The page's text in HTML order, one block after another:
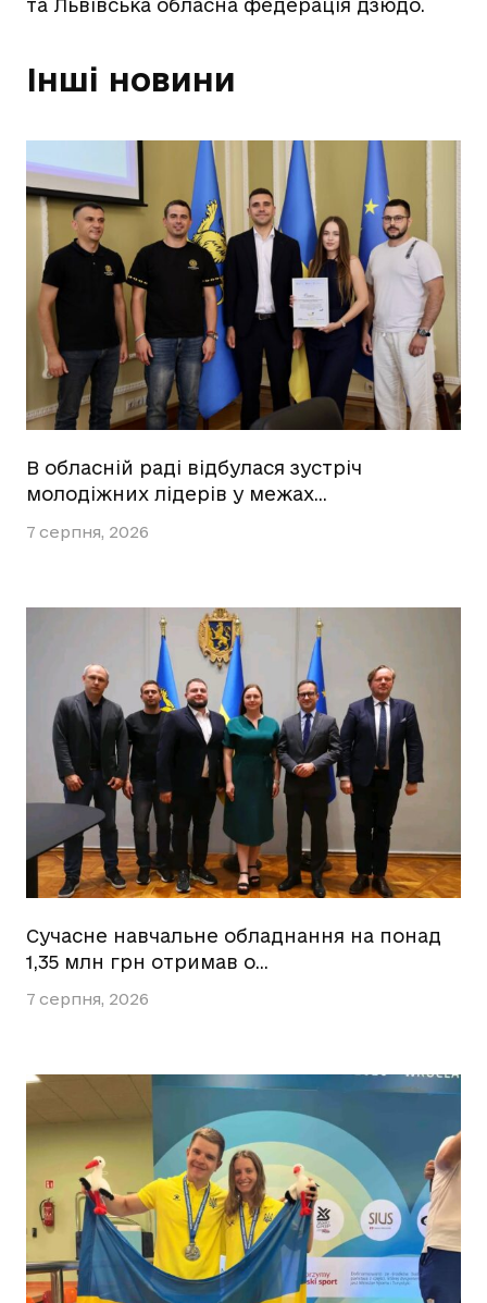
та Львівська обласна федерація дзюдо.
Інші новини
В обласній раді відбулася зустріч
молодіжних лідерів у межах…
7 серпня, 2026
Сучасне навчальне обладнання на понад
1,35 млн грн отримав о…
7 серпня, 2026